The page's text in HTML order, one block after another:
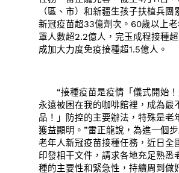
（區、市）和新疆生孩子扶植兵團
新冠疫苗超33億劑次。60歲以上
罩人數超2.2億人，完玉成程接種超
成加大力度免疫接種超1.5億人。
“接種疫苗是疫情「儀式開始！
永遠被困在我的咖啡館裡，成為最
品！」防控的主要辦法，特殊是老
獲益顯明。”雷正龍說，為進一個
老年人新冠疫苗接種任務，近日全
印發相干文件，請求各地充足熟悉
種的主要性和緊急性，持續周到做